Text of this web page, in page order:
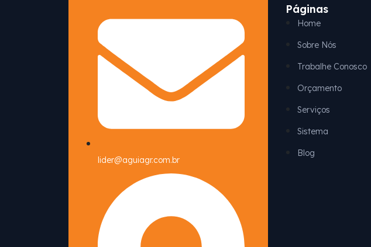
lider@aguiagr.com.br
Páginas
Home
Sobre Nós
Trabalhe Conosco
Orçamento
Serviços
Sistema
Blog